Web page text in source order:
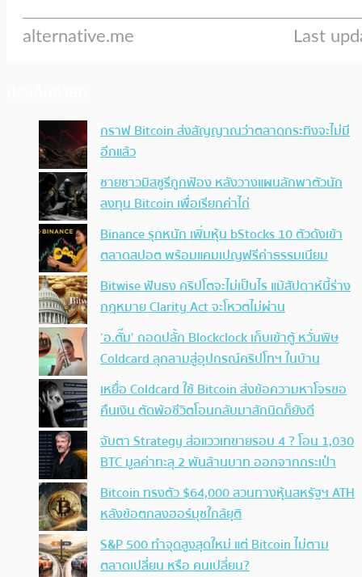
กราฟ Bitcoin ส่งสัญญาณว่าตลาดกระทิงจะไม่มี
อีกแล้ว
ชายชาวมิสซูรีถูกฟ้อง หลังวางแผนลักพาตัวนัก
ลงทุน Bitcoin เพื่อเรียกค่าไถ่
Binance รุกหนัก เพิ่มหุ้น bStocks 10 ตัวดังเข้า
ตลาดสปอต พร้อมแคมเปญฟรีค่าธรรมเนียม
Bitwise ฟันธง คริปโตจะไม่เป็นไร แม้สัปดาห์นี้ร่าง
กฎหมาย Clarity Act จะโหวตไม่ผ่าน
‘อ.ตั๊ม’ ถอดปลั้ก Blockclock เก็บเข้าตู้ หวั่นพิษ
Coldcard ลุกลามสู่อุปกรณ์คริปโทฯ ในบ้าน
เหยื่อ Coldcard ใช้ Bitcoin ส่งข้อความหาโจรขอ
คืนเงิน ตัดพ้อชีวิตโอนกลับมาสักนิดก็ยังดี
จับตา Strategy ส่อแววเทขายรอบ 4 ? โอน 1,030
BTC มูลค่าทะลุ 2 พันล้านบาท ออกจากกระเป๋า
Bitcoin ทรงตัว $64,000 สวนทางหุ้นสหรัฐฯ ATH
หลังข้อตกลงฮอร์มุซใกล้ยุติ
S&P 500 ทำจุดสูงสุดใหม่ แต่ Bitcoin ไม่ตาม
ตลาดเปลี่ยน หรือ คนเปลี่ยน?